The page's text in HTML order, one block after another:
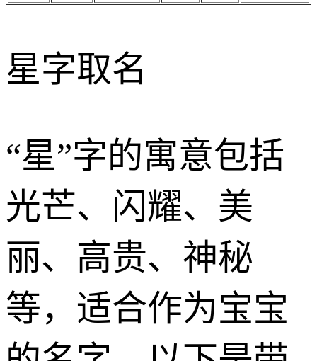
星字取名
“星”字的寓意包括
光芒、闪耀、美
丽、高贵、神秘
等，适合作为宝宝